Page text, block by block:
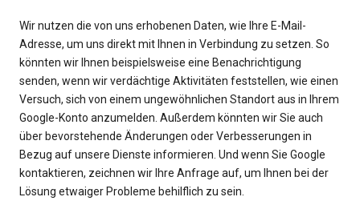
Wir nutzen die von uns erhobenen Daten, wie Ihre E-Mail-
Adresse, um uns direkt mit Ihnen in Verbindung zu setzen. So
könnten wir Ihnen beispielsweise eine Benachrichtigung
senden, wenn wir verdächtige Aktivitäten feststellen, wie einen
Versuch, sich von einem ungewöhnlichen Standort aus in Ihrem
Google-Konto anzumelden. Außerdem könnten wir Sie auch
über bevorstehende Änderungen oder Verbesserungen in
Bezug auf unsere Dienste informieren. Und wenn Sie Google
kontaktieren, zeichnen wir Ihre Anfrage auf, um Ihnen bei der
Lösung etwaiger Probleme behilflich zu sein.